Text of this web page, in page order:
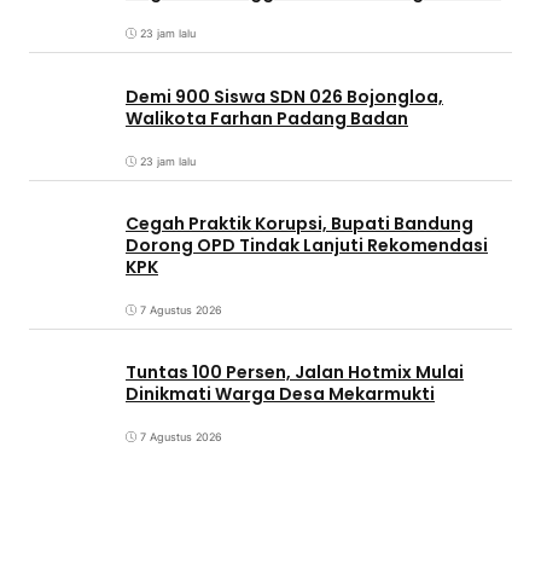
23 jam lalu
Demi 900 Siswa SDN 026 Bojongloa,
Walikota Farhan Padang Badan
23 jam lalu
Cegah Praktik Korupsi, Bupati Bandung
Dorong OPD Tindak Lanjuti Rekomendasi
KPK
7 Agustus 2026
Tuntas 100 Persen, Jalan Hotmix Mulai
Dinikmati Warga Desa Mekarmukti
7 Agustus 2026